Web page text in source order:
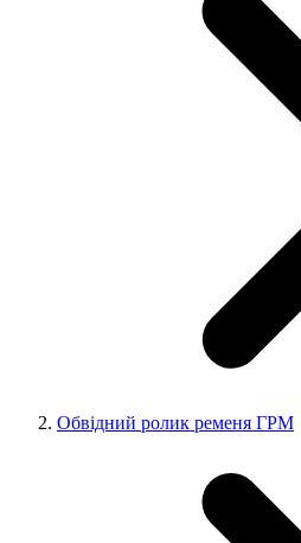
Обвідний ролик ременя ГРМ